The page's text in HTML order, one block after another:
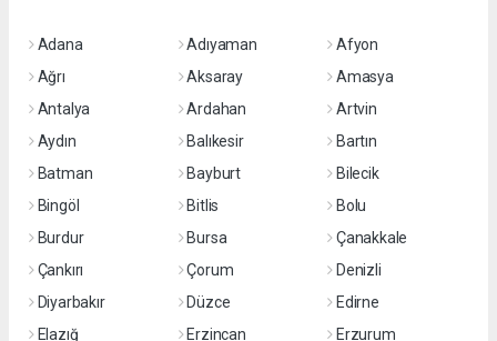
Adana Adıyaman
Afyon
Ağrı
Aksaray
Amasya
Antalya
Ardahan
Artvin
Aydın
Balıkesir
Bartın
Batman
Bayburt
Bilecik
Bingöl
Bitlis
Bolu
Burdur
Bursa
Çanakkale
Çankırı
Çorum
Denizli
Diyarbakır
Düzce
Edirne
Elazığ
Erzincan
Erzurum